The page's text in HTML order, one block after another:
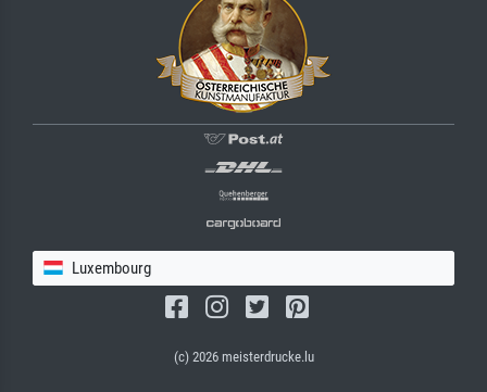
Luxembourg
(c) 2026 meisterdrucke.lu